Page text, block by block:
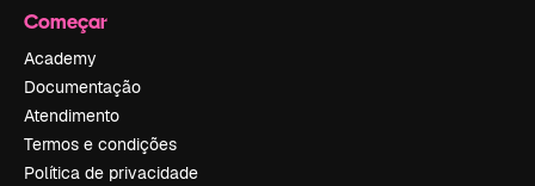
Começar
Academy
Documentação
Atendimento
Termos e condições
Política de privacidade